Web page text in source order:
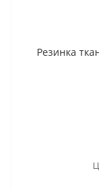
Резинка